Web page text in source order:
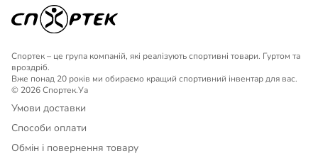
Спортек – це група компаній, які реалізують спортивні товари. Гуртом та
вроздріб.
Вже понад 20 років ми обираємо кращий спортивний інвентар для вас.
© 2026 Спортек.Уа
Умови доставки
Способи оплати
Обмін і повернення товару